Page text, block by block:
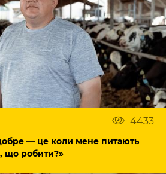
4433
— це коли мене питають
що робити?»